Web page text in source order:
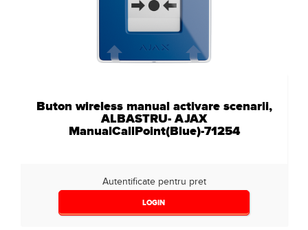
Buton wireless manual activare scenarii,
ALBASTRU- AJAX
ManualCallPoint(Blue)-71254
Autentificate pentru pret
LOGIN